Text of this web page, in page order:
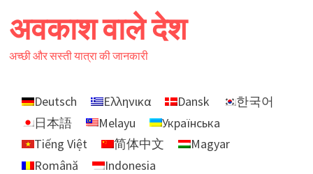
to
content
अवकाश वाले देश
अच्छी और सस्ती यात्रा की जानकारी
Deutsch Ελληνικα Dansk
한국어
日本語
Melayu
Українська
Tiếng Việt
简体中文
Magyar
Română
Indonesia